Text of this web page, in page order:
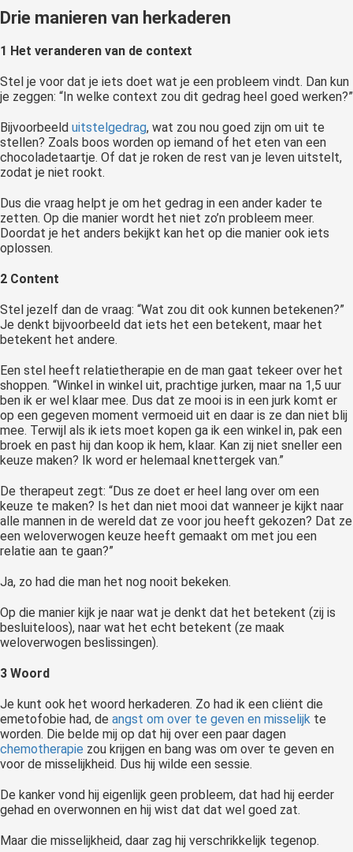
Drie manieren van herkaderen
1 Het veranderen van de context
Stel je voor dat je iets doet wat je een probleem vindt. Dan kun
je zeggen: “In welke context zou dit gedrag heel goed werken?”
Bijvoorbeeld uitstelgedrag, wat zou nou goed zijn om uit te
stellen? Zoals boos worden op iemand of het eten van een
chocoladetaartje. Of dat je roken de rest van je leven uitstelt,
zodat je niet rookt.
Dus die vraag helpt je om het gedrag in een ander kader te
zetten. Op die manier wordt het niet zo’n probleem meer.
Doordat je het anders bekijkt kan het op die manier ook iets
oplossen.
2 Content
Stel jezelf dan de vraag: “Wat zou dit ook kunnen betekenen?”
Je denkt bijvoorbeeld dat iets het een betekent, maar het
betekent het andere.
Een stel heeft relatietherapie en de man gaat tekeer over het
shoppen. “Winkel in winkel uit, prachtige jurken, maar na 1,5 uur
ben ik er wel klaar mee. Dus dat ze mooi is in een jurk komt er
op een gegeven moment vermoeid uit en daar is ze dan niet blij
mee. Terwijl als ik iets moet kopen ga ik een winkel in, pak een
broek en past hij dan koop ik hem, klaar. Kan zij niet sneller een
keuze maken? Ik word er helemaal knettergek van.”
De therapeut zegt: “Dus ze doet er heel lang over om een
keuze te maken? Is het dan niet mooi dat wanneer je kijkt naar
alle mannen in de wereld dat ze voor jou heeft gekozen? Dat ze
een weloverwogen keuze heeft gemaakt om met jou een
relatie aan te gaan?”
Ja, zo had die man het nog nooit bekeken.
Op die manier kijk je naar wat je denkt dat het betekent (zij is
besluiteloos), naar wat het echt betekent (ze maak
weloverwogen beslissingen).
3 Woord
Je kunt ook het woord herkaderen. Zo had ik een cliënt die
emetofobie had, de angst om over te geven en misselijk te
worden. Die belde mij op dat hij over een paar dagen
chemotherapie zou krijgen en bang was om over te geven en
voor de misselijkheid. Dus hij wilde een sessie.
De kanker vond hij eigenlijk geen probleem, dat had hij eerder
gehad en overwonnen en hij wist dat dat wel goed zat.
Maar die misselijkheid, daar zag hij verschrikkelijk tegenop.